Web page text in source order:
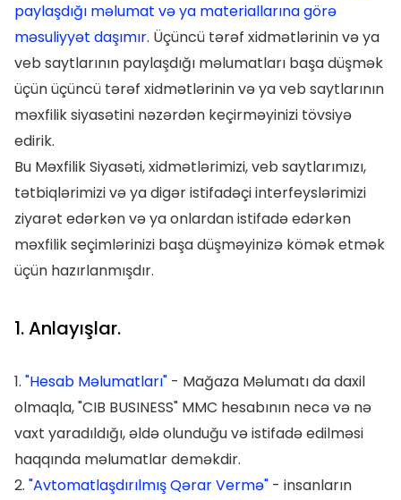
paylaşdığı məlumat və ya materiallarına görə
məsuliyyət daşımır. Üçüncü tərəf xidmətlərinin və ya
veb saytlarının paylaşdığı məlumatları başa düşmək
üçün üçüncü tərəf xidmətlərinin və ya veb saytlarının
məxfilik siyasətini nəzərdən keçirməyinizi tövsiyə
edirik.
Bu Məxfilik Siyasəti, xidmətlərimizi, veb saytlarımızı,
tətbiqlərimizi və ya digər istifadəçi interfeyslərimizi
ziyarət edərkən və ya onlardan istifadə edərkən
məxfilik seçimlərinizi başa düşməyinizə kömək etmək
üçün hazırlanmışdır.
1. Anlayışlar.
1. "Hesab Məlumatları" - Mağaza Məlumatı da daxil
olmaqla, "CIB BUSINESS" MMC hesabının necə və nə
vaxt yaradıldığı, əldə olunduğu və istifadə edilməsi
haqqında məlumatlar deməkdir.
2. "Avtomatlaşdırılmış Qərar Vermə" - insanların